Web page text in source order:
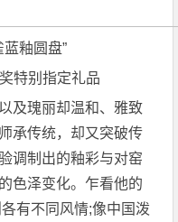
釉圆盘”
别指定礼品
及瑰丽却温和、雅致
承传统，却又突破传
调制出的釉彩与对窑
色泽变化。乍看他的
有不同风情;像中国泼